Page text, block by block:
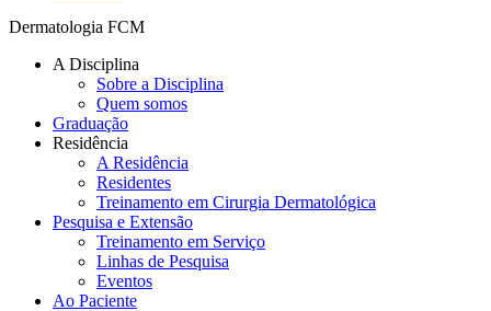
Dermatologia FCM
A Disciplina
Sobre a Disciplina
Quem somos
Graduação
Residência
A Residência
Residentes
Treinamento em Cirurgia Dermatológica
Pesquisa e Extensão
Treinamento em Serviço
Linhas de Pesquisa
Eventos
Ao Paciente